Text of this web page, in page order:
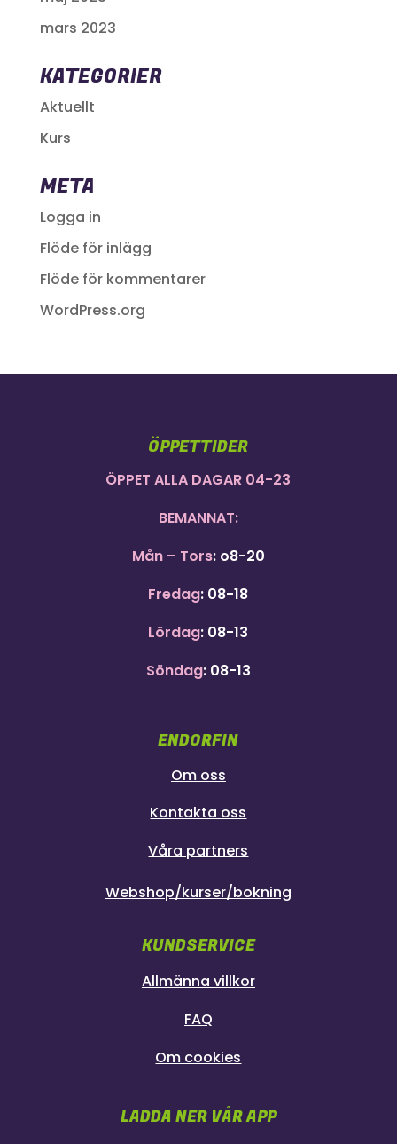
mars 2023
KATEGORIER
Aktuellt
Kurs
META
Logga in
Flöde för inlägg
Flöde för kommentarer
WordPress.org
ÖPPETTIDER
ÖPPET ALLA DAGAR 04-23
BEMANNAT:
Mån – Tors: o8-20
Fredag: 08-18
Lördag: 08-13
Söndag: 08-13
ENDORFIN
Om oss
Kontakta oss
Våra partners
Webshop/kurser/bokning
KUNDSERVICE
Allmänna villkor
FAQ
Om cookies
LADDA NER VÅR APP